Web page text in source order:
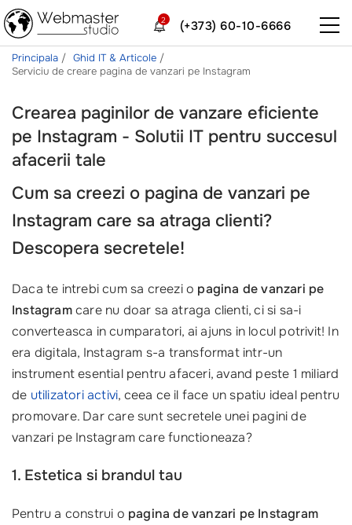
(+373) 60-10-6666
2
Principala
Ghid IT & Articole
Serviciu de creare pagina de vanzari pe Instagram
Crearea paginilor de vanzare eficiente
pe Instagram - Solutii IT pentru succesul
afacerii tale
Cum sa creezi o pagina de vanzari pe
Instagram care sa atraga clienti?
Descopera secretele!
Daca te intrebi cum sa creezi o pagina de vanzari pe
Instagramcare nu doar sa atraga clienti, ci si sa-i
converteasca in cumparatori, ai ajuns in locul potrivit! In
era digitala, Instagram s-a transformat intr-un
instrument esential pentru afaceri, avand peste 1 miliard
de utilizatori activi, ceea ce il face un spatiu ideal pentru
promovare. Dar care sunt secretele unei pagini de
vanzari pe Instagram care functioneaza?
1. Estetica si brandul tau
Pentru a construi o pagina de vanzari pe Instagram